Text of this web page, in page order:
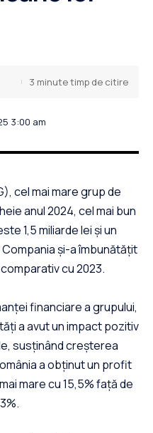
3:00 am
3 minute timp de citire
cel mai mare grup de
anul 2024, cel mai bun
1,5 miliarde lei și un
și-a îmbunătățit
comparativ cu 2023.
financiare a grupului,
a avut un impact pozitiv
susținând creșterea
a obținut un profit
mare cu 15,5% față de